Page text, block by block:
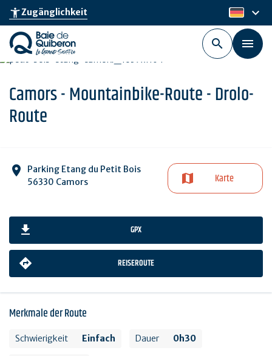
Skip
main
content
accessibility_newZugänglichkeit de
keyboard_arrow_down
Camors - Mountainbike-Route - Drolo-
Route
Parking Etang du Petit Bois
56330 Camors
Karte
GPX
REISEROUTE
Merkmale der Route
Schwierigkeit Einfach Dauer 0h30